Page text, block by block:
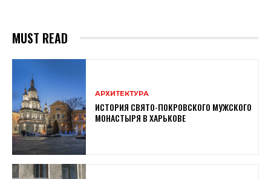
MUST READ
АРХИТЕКТУРА
ИСТОРИЯ СВЯТО-ПОКРОВСКОГО МУЖСКОГО
МОНАСТЫРЯ В ХАРЬКОВЕ